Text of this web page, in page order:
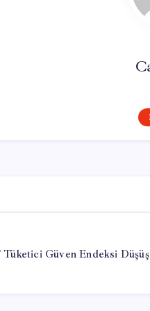
Tüketici Güven Endeksi Düşüş